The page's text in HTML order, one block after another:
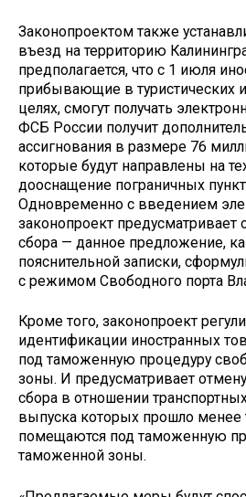
Законопроектом также
въезд на территорию
предполагается, что с 1 июля
прибывающие в туристических
целях, смогут получать
ФСБ России получит
ассигнования в размере 76
которые будут направлены на
дооснащение пограничных
Одновременно с введением
законопроект предусматривает
сбора — данное предложение,
пояснительной записки,
с режимом Свободного порта
Кроме того, законопроект
идентификации иностранных
под таможенную процедуру
зоны. И предусматривает
сбора в отношении
выпуска которых прошло менее
помещаются под таможенную
таможенной зоны.